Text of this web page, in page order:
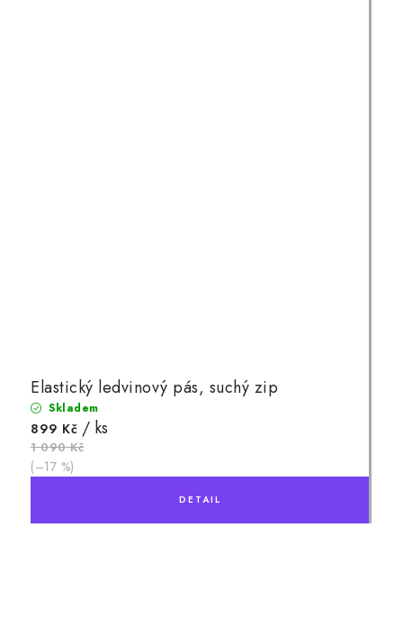
Elastický ledvinový pás, suchý zip
Skladem
899 Kč / ks
1 090 Kč
(–17 %)